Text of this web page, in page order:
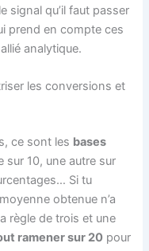
signal qu’il faut passer
prend en compte ces
analytique.
les conversions et
ce sont les bases
sur 10, une autre sur
Si tu
obtenue n’a
règle de trois et une
ramener sur 20 pour